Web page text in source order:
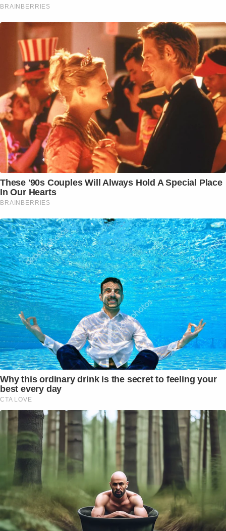
BRAINBERRIES
These '90s Couples Will Always Hold A Special Place
In Our Hearts
BRAINBERRIES
Why this ordinary drink is the secret to feeling your
best every day
CTA LOVE